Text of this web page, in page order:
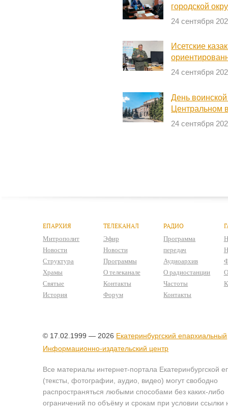
городской
24 сентября
Исетские
24 сентября
День
Центральном
24 сентября
ЕПАРХИЯ
Митрополит
Новости
Структура
Храмы
Святые
История
ТЕЛЕКАНАЛ
Эфир
Новости
Программы
О телеканале
Контакты
Форум
РАДИО
Программа
передач
Аудиоархив
О радиостанции
Частоты
Контакты
© 17.02.1999 — 2026 Екатеринбургский епархиальный
Информационно-издательский центр
Все материалы интернет-портала Екатеринбургской
(тексты, фотографии, аудио, видео) могут свободно
распространяться любыми способами без каких-либо
ограничений по объёму и срокам при условии ссылки